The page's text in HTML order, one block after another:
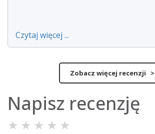
Czytaj więcej ...
Zobacz więcej recenzji >
Napisz recenzję
★ ★ ★ ★ ★